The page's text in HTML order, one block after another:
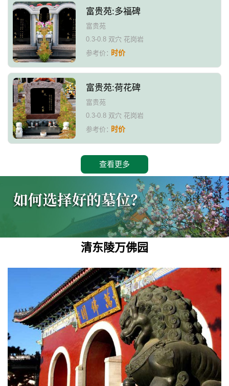
富贵苑:多福碑
富贵苑
0.3-0.8 双穴 花岗岩
参考价：时价
富贵苑:荷花碑
富贵苑
0.3-0.8 双穴 花岗岩
参考价：时价
查看更多
清东陵万佛园